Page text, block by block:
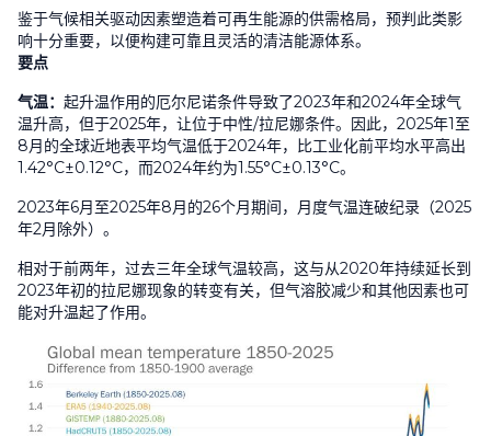
鉴于气候相关驱动因素塑造着可再生能源的供需格局，预判此类影
响十分重要，以便构建可靠且灵活的清洁能源体系。
要点
气温： 起升温作用的厄尔尼诺条件导致了2023年和2024年全球气
温升高，但于2025年，让位于中性/拉尼娜条件。因此， 2025年1 至
8月的全球近地表平均气温低于2024年，比工业化前平均水平高出
1.42°C±0.12°C，而2024年约为1.55°C±0.13°C。
2023年6月至2025年8月的26个月期间，月度气温连破纪录（2025
年2月除外）。
相对于前两年，过去三年全球气温较高，这与从2020年持续延长到
2023年初的拉尼娜现象的转变有关，但气溶胶减少和其他因素也可
能对升温起了作用。